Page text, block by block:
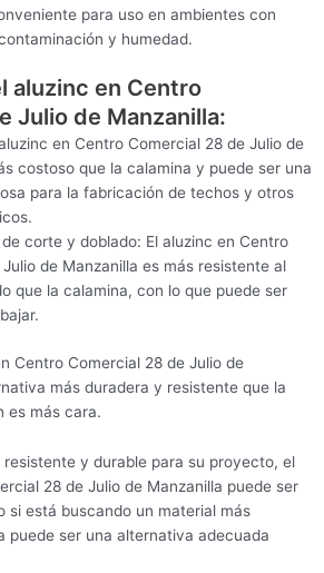
para uso en ambientes con
y humedad.
aluzinc en Centro
Julio de Manzanilla:
en Centro Comercial 28 de Julio de
costoso que la calamina y puede ser una
para la fabricación de techos y otros
corte y doblado: El aluzinc en Centro
de Manzanilla es más resistente al
que la calamina, con lo que puede ser
Centro Comercial 28 de Julio de
más duradera y resistente que la
es más cara.
y durable para su proyecto, el
28 de Julio de Manzanilla puede ser
si está buscando un material más
puede ser una alternativa adecuada